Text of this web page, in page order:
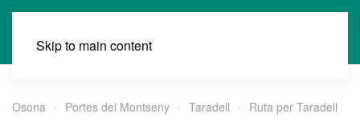
Skip to main content
Osona Portes del Montseny Taradell Ruta per Taradell